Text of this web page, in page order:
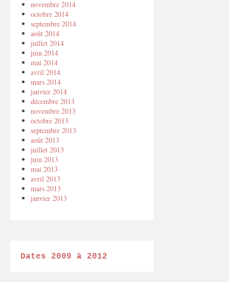
novembre 2014
octobre 2014
septembre 2014
août 2014
juillet 2014
juin 2014
mai 2014
avril 2014
mars 2014
janvier 2014
décembre 2013
novembre 2013
octobre 2013
septembre 2013
août 2013
juillet 2013
juin 2013
mai 2013
avril 2013
mars 2013
janvier 2013
Dates 2009 à 2012